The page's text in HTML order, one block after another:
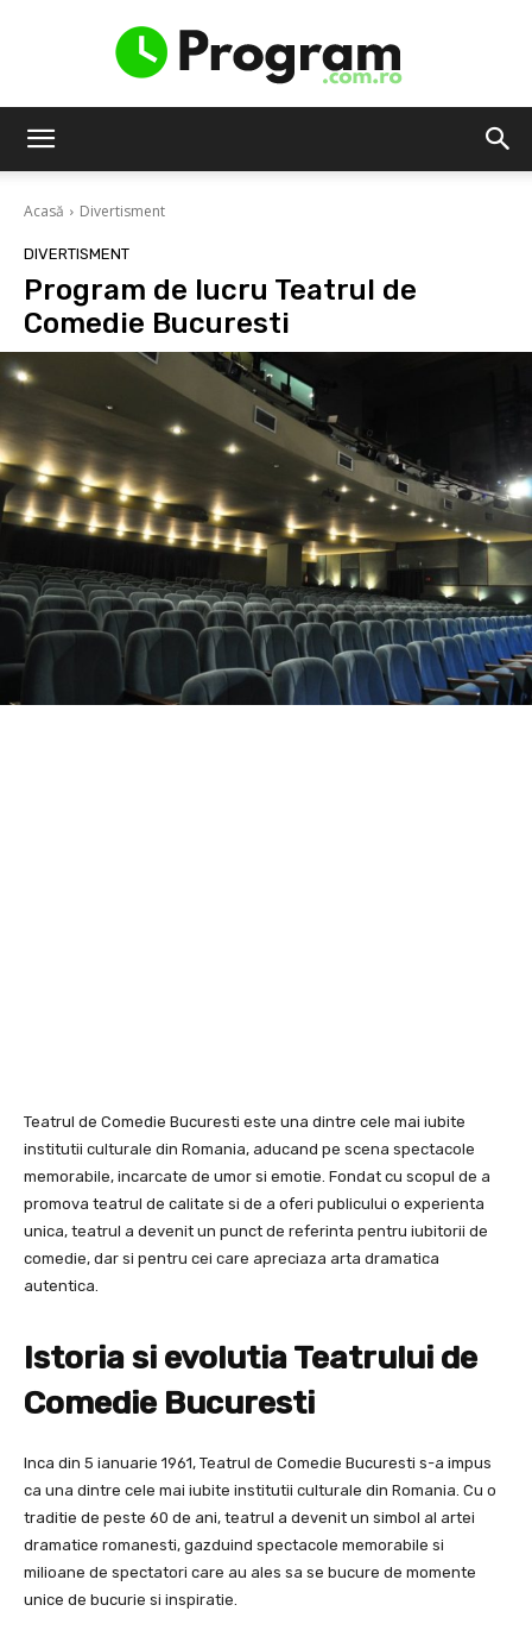
Acasă Divertisment
DIVERTISMENT
Program de lucru Teatrul de
Comedie Bucuresti
Teatrul de Comedie Bucuresti este una dintre cele mai iubite
institutii culturale din Romania, aducand pe scena spectacole
memorabile, incarcate de umor si emotie. Fondat cu scopul de a
promova teatrul de calitate si de a oferi publicului o experienta
unica, teatrul a devenit un punct de referinta pentru iubitorii de
comedie, dar si pentru cei care apreciaza arta dramatica
autentica.
Istoria si evolutia Teatrului de
Comedie Bucuresti
Inca din 5 ianuarie 1961, Teatrul de Comedie Bucuresti s-a impus
ca una dintre cele mai iubite institutii culturale din Romania. Cu o
traditie de peste 60 de ani, teatrul a devenit un simbol al artei
dramatice romanesti, gazduind spectacole memorabile si
milioane de spectatori care au ales sa se bucure de momente
unice de bucurie si inspiratie.